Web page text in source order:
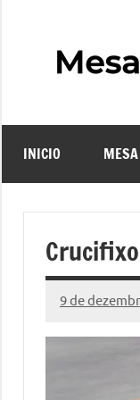
INICIO
9 de
Nenhum
Comentário